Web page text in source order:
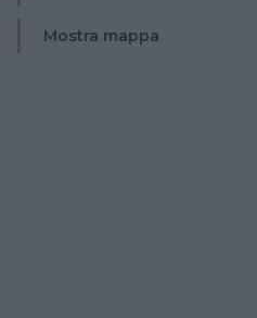
Mostra mappa